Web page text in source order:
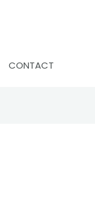
CONTACT